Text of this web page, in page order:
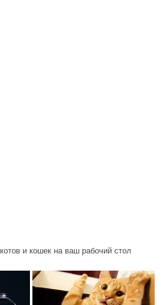
и кошек на ваш рабочий стол